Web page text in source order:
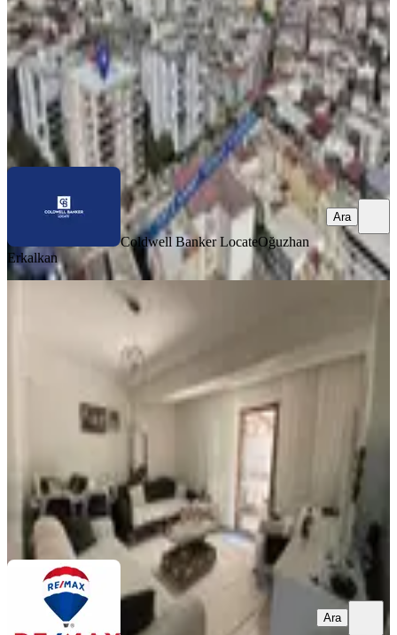
5.500.000 ₺
Coldwell Banker LocateOğuzhan Erkalkan
Ara
Coldwell Banker LocateOğuzhan
Erkalkan
Ara
Geniş Ferah Bahçeli 3+1 Yenilenmiş
Buca, Atatürk Mahallesi
135 m²·Yüksek giriş·
4.500.000 ₺
RE/MAX SMYRNA Melike Şahin
Ara
Ara